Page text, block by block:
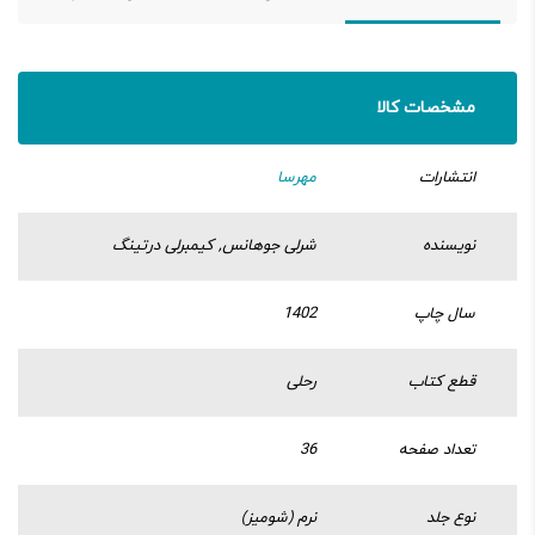
مشخصات کالا
انتشارات مهرسا
نویسنده شرلی جوهانس, کیمبرلی درتینگ
سال چاپ 1402
قطع کتاب رحلی
تعداد صفحه 36
نوع جلد نرم (شومیز)